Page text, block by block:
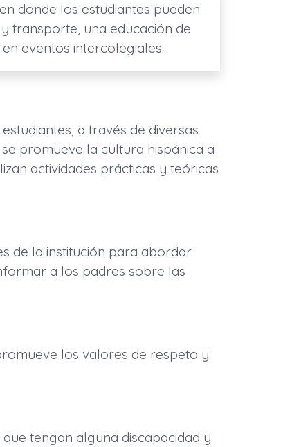
donde los estudiantes pueden
transporte, una educación de
eventos intercolegiales.
a través de diversas
promueve la cultura hispánica a
actividades prácticas y teóricas
de la institución para abordar
a los padres sobre las
los valores de respeto y
tengan alguna discapacidad y